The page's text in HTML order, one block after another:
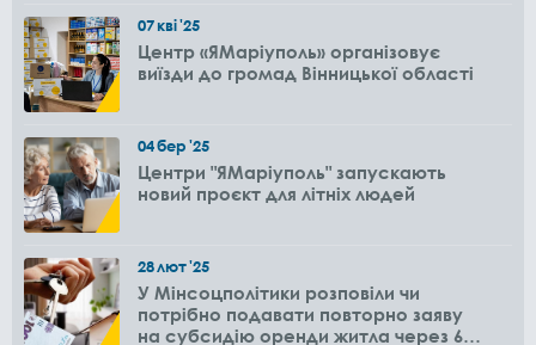
07кві'25
Центр «ЯМаріуполь» організовує
виїзди до громад Вінницької області
04бер'25
Центри "ЯМаріуполь" запускають
новий проєкт для літніх людей
28лют'25
У Мінсоцполітики розповіли чи
потрібно подавати повторно заяву
на субсидію оренди житла через 6